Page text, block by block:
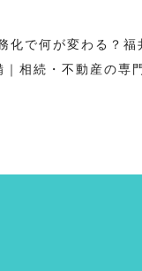
化で何が変わる？
相続・不動産の専